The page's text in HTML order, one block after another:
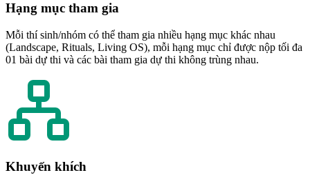
Hạng mục tham gia
Mỗi thí sinh/nhóm có thể tham gia nhiều hạng mục khác nhau
(Landscape, Rituals, Living OS), mỗi hạng mục chỉ được nộp tối đa
01 bài dự thi và các bài tham gia dự thi không trùng nhau.
Khuyến khích